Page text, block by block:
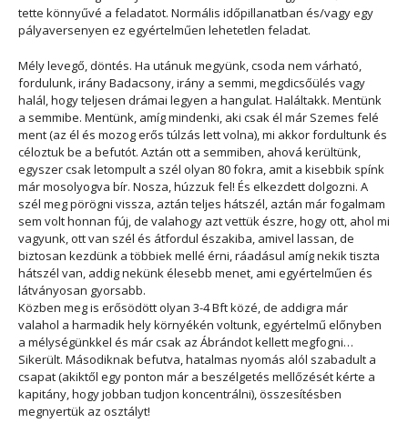
tette könnyűvé a feladatot. Normális időpillanatban és/vagy egy
pályaversenyen ez egyértelműen lehetetlen feladat.
Mély levegő, döntés. Ha utánuk megyünk, csoda nem várható,
fordulunk, irány Badacsony, irány a semmi, megdicsőülés vagy
halál, hogy teljesen drámai legyen a hangulat. Haláltakk. Mentünk
a semmibe. Mentünk, amíg mindenki, aki csak él már Szemes felé
ment (az él és mozog erős túlzás lett volna), mi akkor fordultunk és
céloztuk be a befutót. Aztán ott a semmiben, ahová kerültünk,
egyszer csak letompult a szél olyan 80 fokra, amit a kisebbik spínk
már mosolyogva bír. Nosza, húzzuk fel! És elkezdett dolgozni. A
szél meg pörögni vissza, aztán teljes hátszél, aztán már fogalmam
sem volt honnan fúj, de valahogy azt vettük észre, hogy ott, ahol mi
vagyunk, ott van szél és átfordul északiba, amivel lassan, de
biztosan kezdünk a többiek mellé érni, ráadásul amíg nekik tiszta
hátszél van, addig nekünk élesebb menet, ami egyértelműen és
látványosan gyorsabb.
Közben meg is erősödött olyan 3-4 Bft közé, de addigra már
valahol a harmadik hely környékén voltunk, egyértelmű előnyben
a mélységünkkel és már csak az Ábrándot kellett megfogni…
Sikerült. Másodiknak befutva, hatalmas nyomás alól szabadult a
csapat (akiktől egy ponton már a beszélgetés mellőzését kérte a
kapitány, hogy jobban tudjon koncentrálni), összesítésben
megnyertük az osztályt!